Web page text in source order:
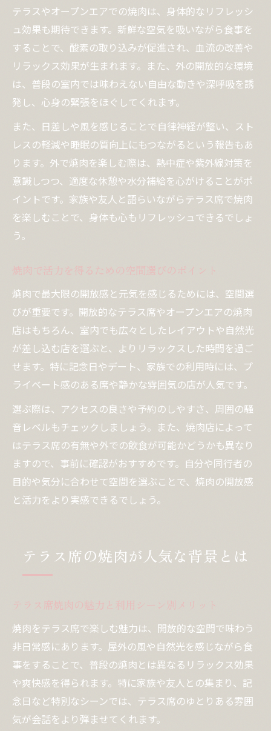
テラスやオープンエアでの焼肉は、身体的なリフレッシ
ュ効果も期待できます。新鮮な空気を吸いながら食事を
することで、酸素の取り込みが促進され、血流の改善や
リラックス効果が生まれます。また、外の開放的な環境
は、普段の室内では味わえない自由な動きや深呼吸を誘
発し、心身の緊張をほぐしてくれます。
また、日差しや風を感じることで自律神経が整い、スト
レスの軽減や睡眠の質向上にもつながるという報告もあ
ります。外で焼肉を楽しむ際は、熱中症や紫外線対策を
意識しつつ、適度な休憩や水分補給を心がけることがポ
イントです。家族や友人と語らいながらテラス席で焼肉
を楽しむことで、身体も心もリフレッシュできるでしょ
う。
焼肉で活力を得るための空間選びのポイント
焼肉で最大限の開放感と元気を感じるためには、空間選
びが重要です。開放的なテラス席やオープンエアの焼肉
店はもちろん、室内でも広々としたレイアウトや自然光
が差し込む店を選ぶと、よりリラックスした時間を過ご
せます。特に記念日やデート、家族での利用時には、プ
ライベート感のある席や静かな雰囲気の店が人気です。
選ぶ際は、アクセスの良さや予約のしやすさ、周囲の騒
音レベルもチェックしましょう。また、焼肉店によって
はテラス席の有無や外での飲食が可能かどうかも異なり
ますので、事前に確認がおすすめです。自分や同行者の
目的や気分に合わせて空間を選ぶことで、焼肉の開放感
と活力をより実感できるでしょう。
テラス席の焼肉が人気な背景とは
テラス席焼肉の魅力と利用シーン別メリット
焼肉をテラス席で楽しむ魅力は、開放的な空間で味わう
非日常感にあります。屋外の風や自然光を感じながら食
事をすることで、普段の焼肉とは異なるリラックス効果
や爽快感を得られます。特に家族や友人との集まり、記
念日など特別なシーンでは、テラス席のゆとりある雰囲
気が会話をより弾ませてくれます。